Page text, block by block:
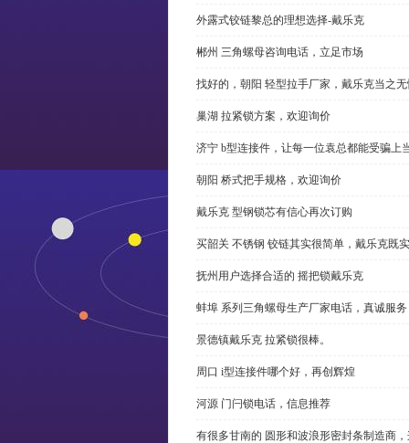
外露式铰链黎总的理想选择-戴乐克
郴州 三角螺母咨询电话，立足市场
找好的，朝阳 轻型拉手厂家，戴乐克当之
巢湖 拉紧锁方案，欢迎询价
济宁 b型连接件，让每一位袁总都能受骗上
朝阳 桥式把手规格，欢迎询价
戴乐克 型钢锁芯有信心再次订购
买韶关 不锈钢 铰链其实很简单，戴乐克既
抚州用户选择合适的 摇把锁戴乐克
蚌埠 系列三角螺母生产厂家电话，真诚服务
景德镇戴乐克 拉紧锁很棒。
周口 i型连接件哪个好，再创辉煌
河源 门闩锁电话，信息推荐
有很多甘南的 圆形和波浪形密封条制造商